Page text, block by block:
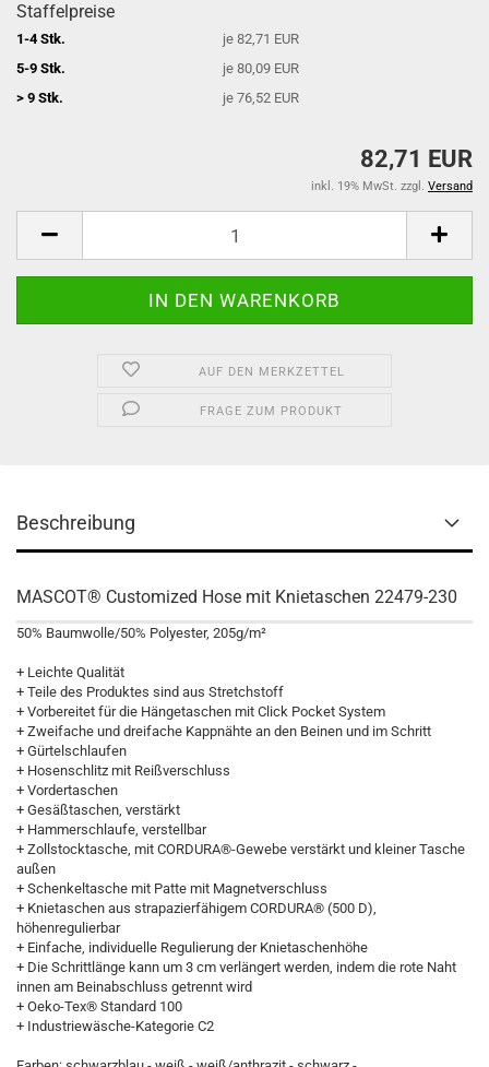
Staffelpreise
1-4 Stk.
je 82,71 EUR
5-9 Stk.
je 80,09 EUR
> 9 Stk.
je 76,52 EUR
82,71 EUR
inkl. 19% MwSt. zzgl. Versand
AUF DEN MERKZETTEL
FRAGE ZUM PRODUKT
Beschreibung
MASCOT® Customized Hose mit Knietaschen 22479-230
50% Baumwolle/50% Polyester, 205g/m²
+ Leichte Qualität
+ Teile des Produktes sind aus Stretchstoff
+ Vorbereitet für die Hängetaschen mit Click Pocket System
+ Zweifache und dreifache Kappnähte an den Beinen und im Schritt
+ Gürtelschlaufen
+ Hosenschlitz mit Reißverschluss
+ Vordertaschen
+ Gesäßtaschen, verstärkt
+ Hammerschlaufe, verstellbar
+ Zollstocktasche, mit CORDURA®-Gewebe verstärkt und kleiner Tasche
außen
+ Schenkeltasche mit Patte mit Magnetverschluss
+ Knietaschen aus strapazierfähigem CORDURA® (500 D),
höhenregulierbar
+ Einfache, individuelle Regulierung der Knietaschenhöhe
+ Die Schrittlänge kann um 3 cm verlängert werden, indem die rote Naht
innen am Beinabschluss getrennt wird
+ Oeko-Tex® Standard 100
+ Industriewäsche-Kategorie C2